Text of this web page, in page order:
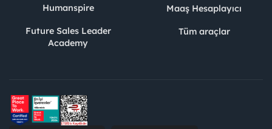
Humanspire
Future Sales Leader
Academy
Maaş Hesaplayıcı
Tüm araçlar